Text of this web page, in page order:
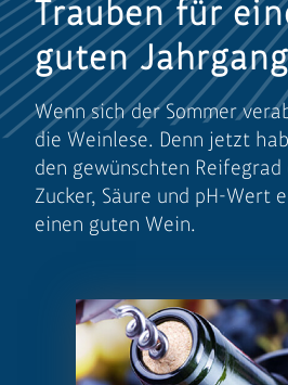
Trauben für
guten
Wenn sich der Sommer
die Weinlese. Denn jetzt
den gewünschten
Zucker, Säure und pH-Wert
einen guten Wein.